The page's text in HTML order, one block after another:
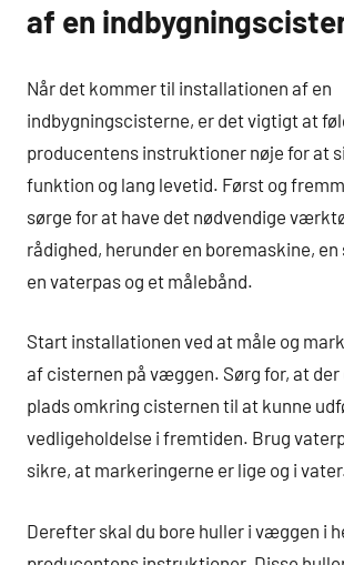
af en
Når det kommer til installationen af en
indbygningscisterne, er det vigtigt at
producentens instruktioner nøje for at
funktion og lang levetid. Først og
sørge for at have det nødvendige
rådighed, herunder en boremaskine,
en vaterpas og et målebånd.
Start installationen ved at måle og
af cisternen på væggen. Sørg for, at
plads omkring cisternen til at kunne
vedligeholdelse i fremtiden. Brug
sikre, at markeringerne er lige og i
Derefter skal du bore huller i væggen i